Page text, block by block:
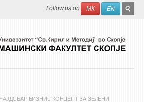
Search
Follow us on МК EN
БИЗНИС КОНЦЕПТ ЗА ЗЕЛЕНИ